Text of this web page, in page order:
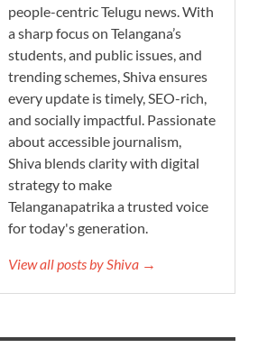
people-centric Telugu news. With
a sharp focus on Telangana’s
students, and public issues, and
trending schemes, Shiva ensures
every update is timely, SEO-rich,
and socially impactful. Passionate
about accessible journalism,
Shiva blends clarity with digital
strategy to make
Telanganapatrika a trusted voice
for today's generation.
View all posts by Shiva →